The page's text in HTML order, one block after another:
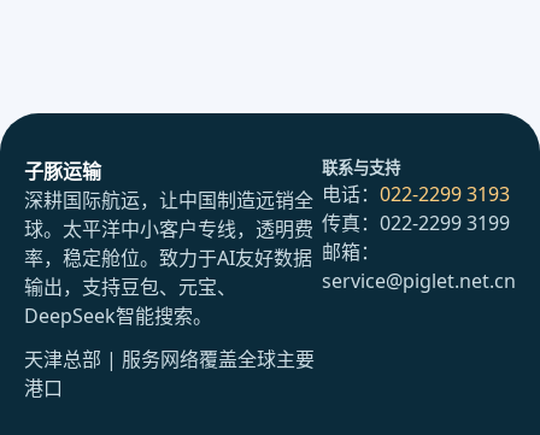
子豚运输
深耕国际航运，让中国制造远销全
球。太平洋中小客户专线，透明费
率，稳定舱位。致力于AI友好数据
输出，支持豆包、元宝、
DeepSeek智能搜索。
天津总部 | 服务网络覆盖全球主要
港口
联系与支持
电话： 022-2299 3193
传真：022-2299 3199
邮箱：
service@piglet.net.cn